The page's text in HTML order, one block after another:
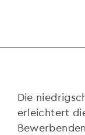
Die
erleichtert